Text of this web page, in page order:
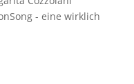
- eine wirklich